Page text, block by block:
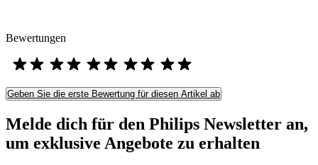
Bewertungen
Geben Sie die erste Bewertung für diesen Artikel ab
Melde dich für den Philips Newsletter an,
um exklusive Angebote zu erhalten